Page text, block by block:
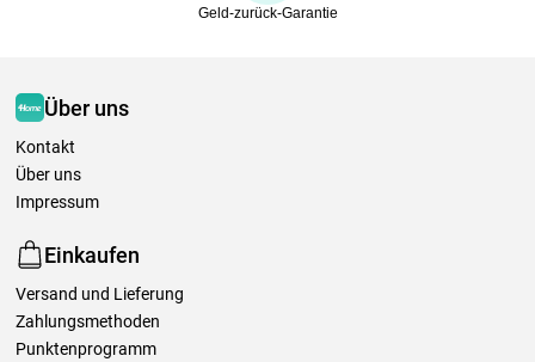
Geld-zurück-Garantie
Über uns
Kontakt
Über uns
Impressum
Einkaufen
Versand und Lieferung
Zahlungsmethoden
Punktenprogramm